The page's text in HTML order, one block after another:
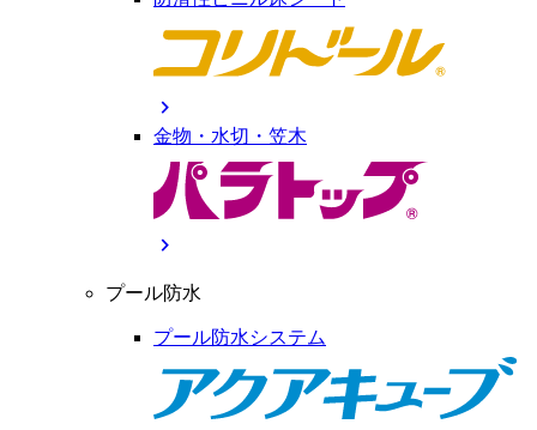
chevron_right
金物・水切・笠木
chevron_right
プール防水
プール防水システム